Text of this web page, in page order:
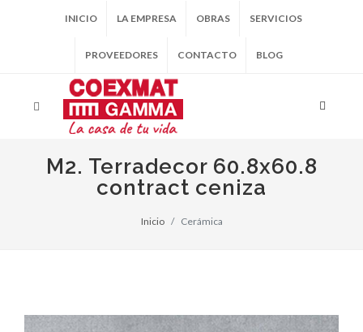
INICIO LA EMPRESA OBRAS SERVICIOS
PROVEEDORES CONTACTO BLOG
M2. Terradecor 60.8x60.8
contract ceniza
Inicio Cerámica